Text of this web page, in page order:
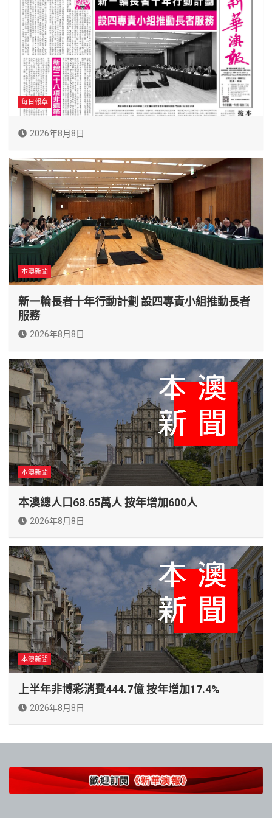
每日報章
2026年8月8日
本澳新聞
新一輪長者十年行動計劃 設四專責小組推動長者
服務
2026年8月8日
本澳新聞
本澳總人口68.65萬人 按年增加600人
2026年8月8日
本澳新聞
上半年非博彩消費444.7億 按年增加17.4%
2026年8月8日